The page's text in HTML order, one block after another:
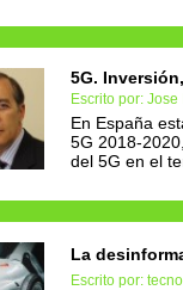
5G.
Escrito por:
En España
5G 2018-
del 5G en el
La
Escrito por: